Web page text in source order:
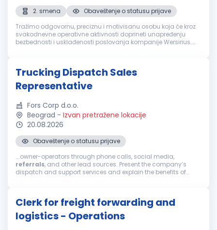
2. smena
Obaveštenje o statusu prijave
Tražimo odgovornu, preciznu i motivisanu osobu koja će kroz
svakodnevne operativne aktivnosti doprineti unapređenju
bezbednosti i usklađenosti poslovanja kompanije Wersirius.
Trucking Dispatch Sales
Representative
Fors Corp d.o.o.
Beograd - Izvan pretražene lokacije
20.08.2026
Obaveštenje o statusu prijave
...owner-operators through phone calls, social media,
referrals, and other lead sources. Present the company’s
dispatch and support services and explain the benefits of
Clerk for freight forwarding and
logistics - Operations